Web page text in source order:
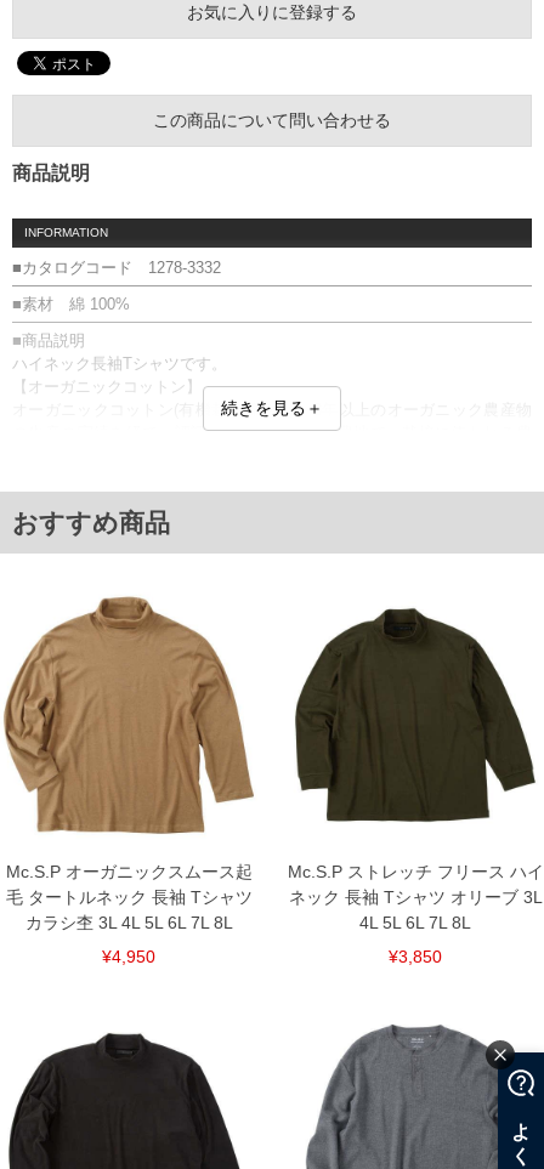
お気に入りに登録する
この商品について問い合わせる
商品説明
INFORMATION
■カタログコード 1278-3332
■素材 綿 100%
■商品説明
ハイネック長袖Tシャツです。
【オーガニックコットン】
オーガニックコットン(有機栽培綿)とは、3年以上のオーガニック農産物
の生産の実績を経て、認証機関に認められた農地で、栽培に使われる農
■サイズ表
サイズ/バスト/総丈/裾周り/肩幅/袖丈
5L/150/82/150/62/63
6L/160/84/160/64/64
7L/170/86/170/66/65
8L/180/88/180/68/66
単位はcm
※【返品交換について】
返品交換希望の方は、商品到着後1週間以内にご連絡ください。
下着(肌着)やワイシャツは商品の性質上、返品交換不可とさせて頂いております。予め
ご了承くださいませ。
※【ボトムの裾上げをご希望の場合】
備考欄に股下●cmとご記入下さい。（裾上げ無料対象商品は1本につき税込6,000円以
上の品が対象。1本5,999円以下の商品は有料（500円+税）となります。）
出荷まで約1週間～20日間程お時間を頂く場合がございます。
尚、裾上げした商品は返品・交換不可となりますので、予めご了承下さい。
いている、極端なデザインが施されている等)
※当店での掲載商品は、実店鋪と在庫を共用しておりますので店頭での売り違い、店
舗からのお取り寄せ等により、お客様にご迷惑をお掛けしてしまう場合がございま
す。そのようなことがない様最大限に努めておりますが、もしあった場合速やかにご
連絡させて頂きますので予めご了承ください。
続きを見る＋
おすすめ商品
Mc.S.P オーガニックスムース起
毛 タートルネック 長袖 Tシャツ
カラシ杢 3L 4L 5L 6L 7L 8L
¥4,950
Mc.S.P ストレッチ フリース ハイ
ネック 長袖 Tシャツ オリーブ 3L
4L 5L 6L 7L 8L
¥3,850